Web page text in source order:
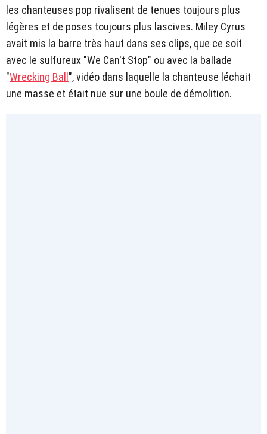
les chanteuses pop rivalisent de tenues toujours plus
légères et de poses toujours plus lascives. Miley Cyrus
avait mis la barre très haut dans ses clips, que ce soit
avec le sulfureux "We Can't Stop" ou avec la ballade
"Wrecking Ball", vidéo dans laquelle la chanteuse léchait
une masse et était nue sur une boule de démolition.